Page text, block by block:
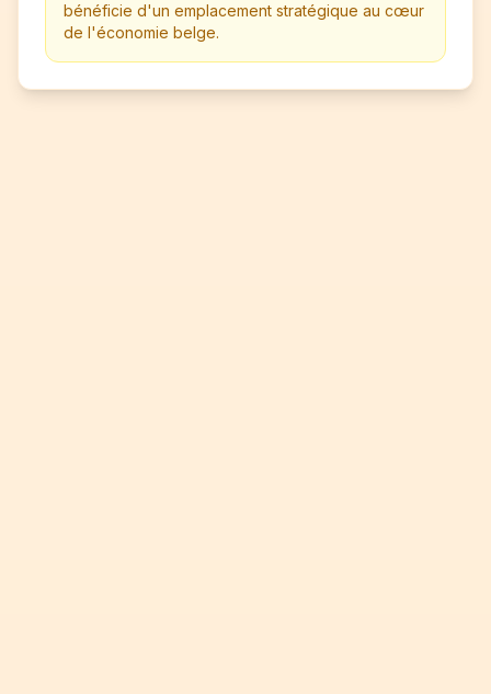
bénéficie d'un emplacement stratégique au cœur
de l'économie belge.